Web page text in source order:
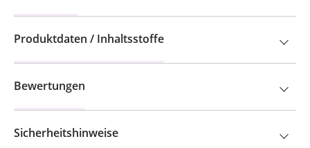
Produktdaten / Inhaltsstoffe
Bewertungen
Sicherheitshinweise